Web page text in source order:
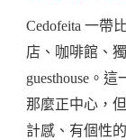
Cedofeita 一帶
店、咖啡館、
guesthouse。
那麼正中心，
計感、有個性